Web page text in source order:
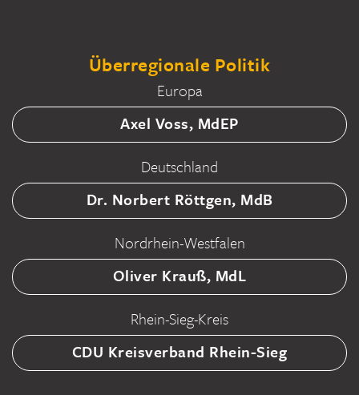
Überregionale Politik
Europa
Axel Voss, MdEP
Deutschland
Dr. Norbert Röttgen, MdB
Nordrhein-Westfalen
Oliver Krauß, MdL
Rhein-Sieg-Kreis
CDU Kreisverband Rhein-Sieg